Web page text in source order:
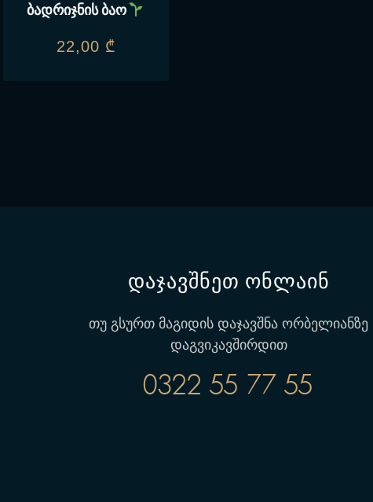
ბადრიჯნის ბაო
22,00 ₾
დაჯავშნეთ ონლაინ
თუ გსურთ მაგიდის დაჯავშნა ორბელიანზე
დაგვიკავშირდით
0322 55 77 55